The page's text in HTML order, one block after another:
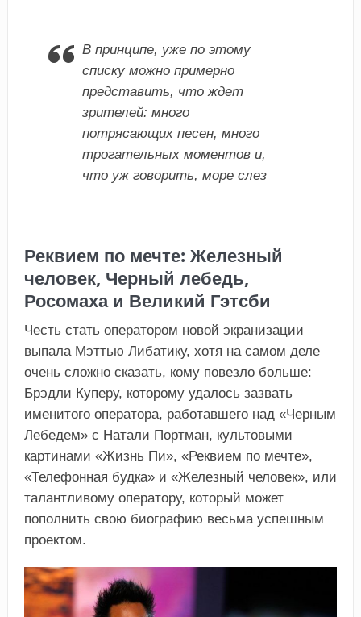
В принципе, уже по этому
списку можно примерно
представить, что ждет
зрителей: много
потрясающих песен, много
трогательных моментов и,
что уж говорить, море слез
Реквием по мечте: Железный
человек, Черный лебедь,
Росомаха и Великий Гэтсби
Честь стать оператором новой экранизации
выпала Мэттью Либатику, хотя на самом деле
очень сложно сказать, кому повезло больше:
Брэдли Куперу, которому удалось зазвать
именитого оператора, работавшего над «Черным
Лебедем» с Натали Портман, культовыми
картинами «Жизнь Пи», «Реквием по мечте»,
«Телефонная будка» и «Железный человек», или
талантливому оператору, который может
пополнить свою биографию весьма успешным
проектом.